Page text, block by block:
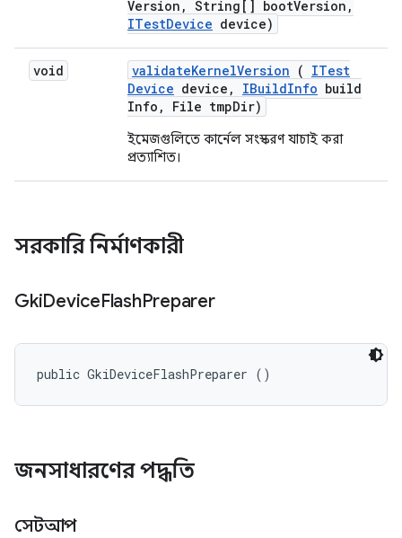
Version , String[] bootVersion ,
ITestDevice device)
void validateKernelVersion ( ITest
Device device , IBuildInfo build
Info , File tmpDir)
ইমেজগুলিতে কার্নেল সংস্করণ যাচাই করা
প্রত্যাশিত।
সরকারি নির্মাণকারী
GkiDeviceFlashPreparer
public GkiDeviceFlashPreparer ()
জনসাধারণের পদ্ধতি
সেটআপ